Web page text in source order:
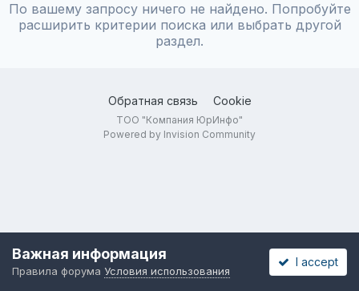
По вашему запросу ничего не найдено. Попробуйте
расширить критерии поиска или выбрать другой
раздел.
Обратная связь Cookie
ТОО "Компания ЮрИнфо"
Powered by Invision Community
Важная информация
Правила форума Условия использования
I accept